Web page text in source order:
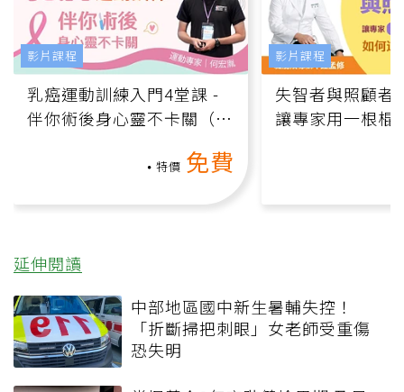
乳癌運動訓練入門4堂課 -
伴你術後身心靈不卡關（線
特價 免費
影片課程
失智者與照顧者
讓專家用一根棍
影片課程
延伸閱讀
中部地區國中新生暑輔失控！
「折斷掃把刺眼」女老師受重傷
恐失明